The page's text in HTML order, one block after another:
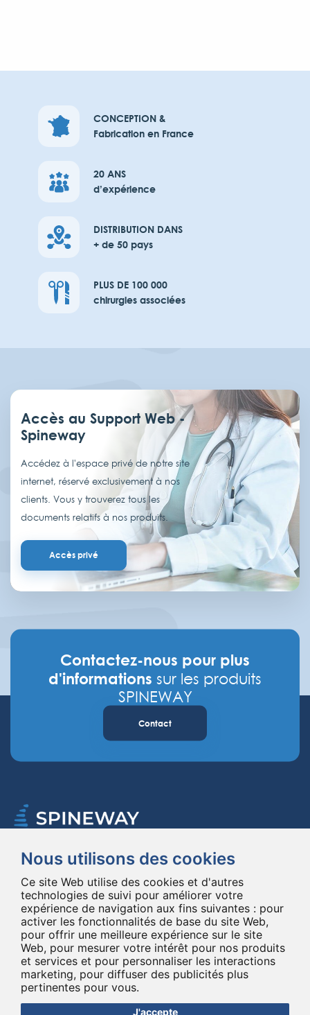
Nous utilisons des cookies
Ce site Web utilise des cookies et d'autres
technologies de suivi pour améliorer votre
expérience de navigation aux fins suivantes : pour
activer les fonctionnalités de base du site Web,
pour offrir une meilleure expérience sur le site
Web, pour mesurer votre intérêt pour nos produits
et services et pour personnaliser les interactions
marketing, pour diffuser des publicités plus
pertinentes pour vous.
J'accepte
CONCEPTION &
Fabrication en France
20 ANS
d’expérience
DISTRIBUTION DANS
+ de 50 pays
PLUS DE 100 000
chirurgies associées
Accès au Support Web -
Spineway
Accédez à l'espace privé de notre site
internet, réservé exclusivement à nos
clients. Vous y trouverez tous les
documents relatifs à nos produits.
Accès privé
Contactez-nous pour plus
d'informations sur les produits
SPINEWAY
Contact
Spineway conçoit et fournit des implants et des instruments innovants
monde entier depuis 20 ans.
*Ensemble, jusqu'au bout